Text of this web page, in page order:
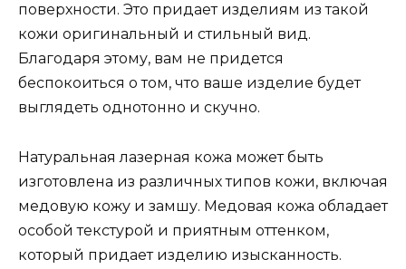
поверхности. Это придает изделиям из такой
кожи оригинальный и стильный вид.
Благодаря этому, вам не придется
беспокоиться о том, что ваше изделие будет
выглядеть однотонно и скучно.
Натуральная лазерная кожа может быть
изготовлена из различных типов кожи, включая
медовую кожу и замшу. Медовая кожа обладает
особой текстурой и приятным оттенком,
который придает изделию изысканность.